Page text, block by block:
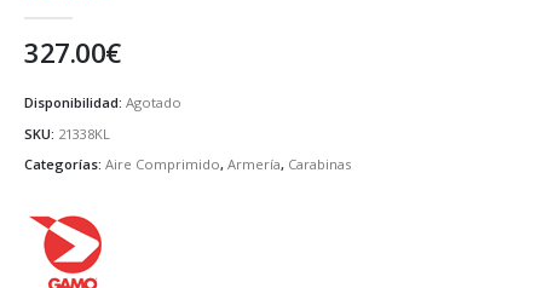
327.00€
Disponibilidad: Agotado
SKU: 21338KL
Categorías: Aire Comprimido, Armería, Carabinas